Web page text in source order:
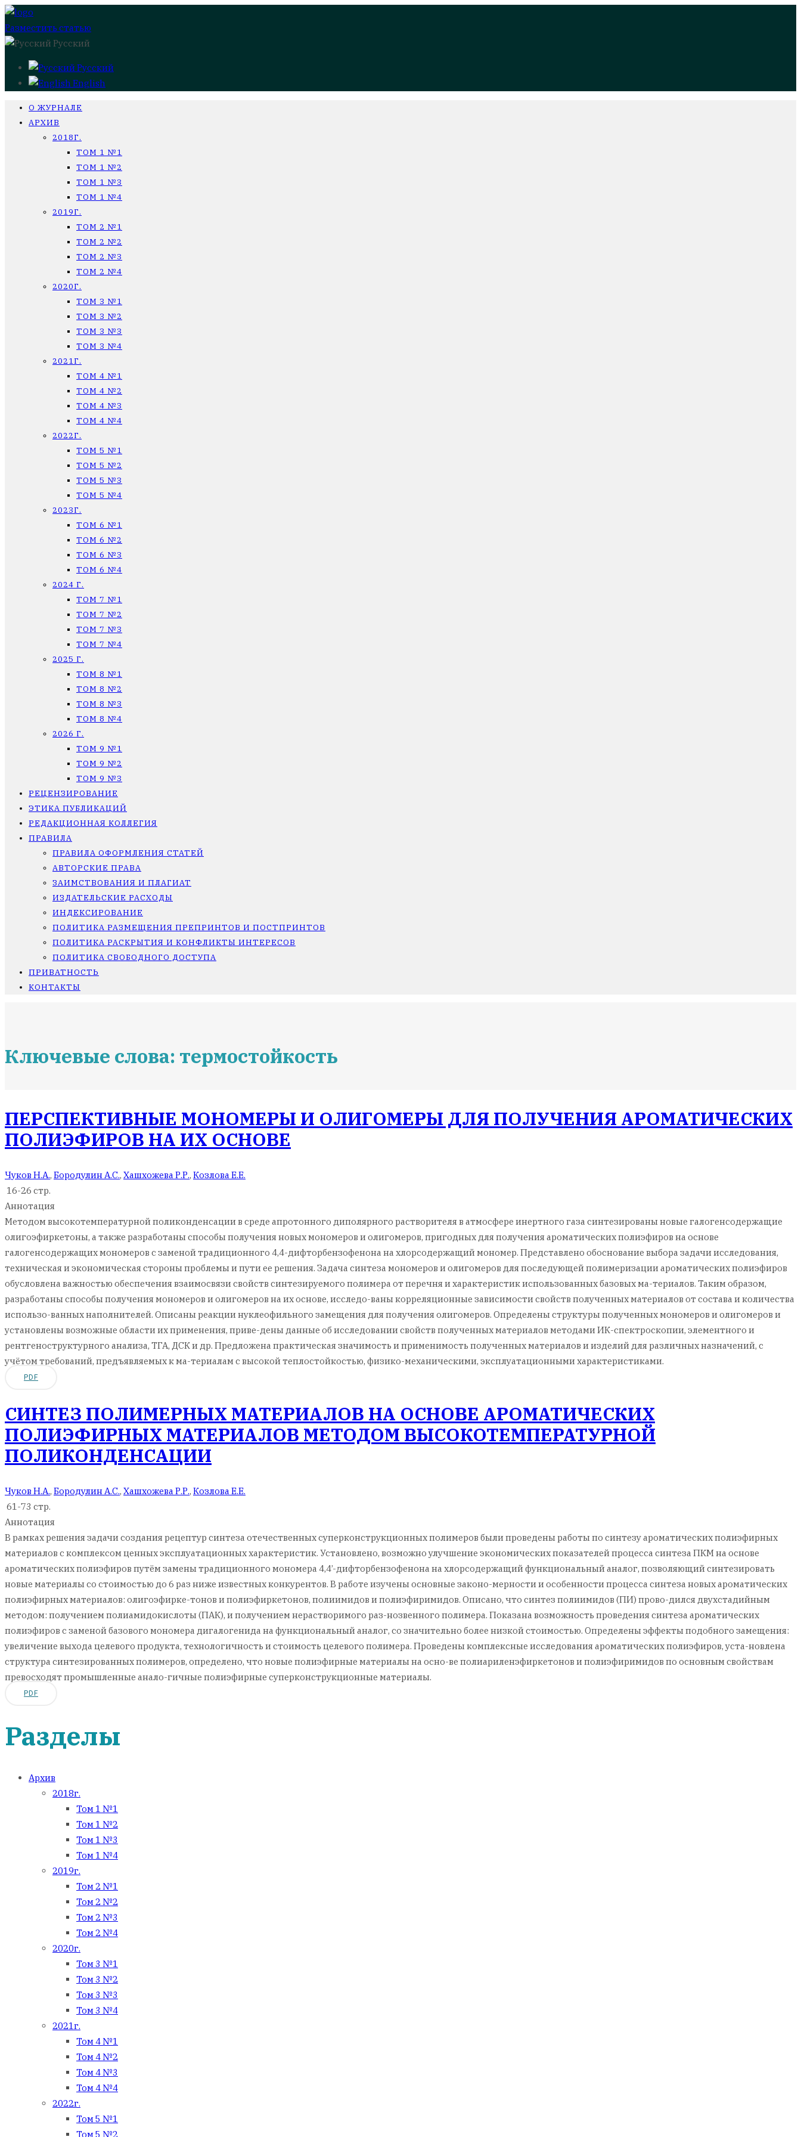
Разместить статью
Русский
Русский
English
О ЖУРНАЛЕ
АРХИВ
2018Г.
ТОМ 1 №1
ТОМ 1 №2
ТОМ 1 №3
ТОМ 1 №4
2019Г.
ТОМ 2 №1
ТОМ 2 №2
ТОМ 2 №3
ТОМ 2 №4
2020Г.
ТОМ 3 №1
ТОМ 3 №2
ТОМ 3 №3
ТОМ 3 №4
2021Г.
ТОМ 4 №1
ТОМ 4 №2
ТОМ 4 №3
ТОМ 4 №4
2022Г.
ТОМ 5 №1
ТОМ 5 №2
ТОМ 5 №3
ТОМ 5 №4
2023Г.
ТОМ 6 №1
ТОМ 6 №2
ТОМ 6 №3
ТОМ 6 №4
2024 Г.
ТОМ 7 №1
ТОМ 7 №2
ТОМ 7 №3
ТОМ 7 №4
2025 Г.
ТОМ 8 №1
ТОМ 8 №2
ТОМ 8 №3
ТОМ 8 №4
2026 Г.
ТОМ 9 №1
ТОМ 9 №2
ТОМ 9 №3
РЕЦЕНЗИРОВАНИЕ
ЭТИКА ПУБЛИКАЦИЙ
РЕДАКЦИОННАЯ КОЛЛЕГИЯ
ПРАВИЛА
ПРАВИЛА ОФОРМЛЕНИЯ СТАТЕЙ
АВТОРСКИЕ ПРАВА
ЗАИМСТВОВАНИЯ И ПЛАГИАТ
ИЗДАТЕЛЬСКИЕ РАСХОДЫ
ИНДЕКСИРОВАНИЕ
ПОЛИТИКА РАЗМЕЩЕНИЯ ПРЕПРИНТОВ И ПОСТПРИНТОВ
ПОЛИТИКА РАСКРЫТИЯ И КОНФЛИКТЫ ИНТЕРЕСОВ
ПОЛИТИКА СВОБОДНОГО ДОСТУПА
ПРИВАТНОСТЬ
КОНТАКТЫ
Ключевые слова: термостойкость
ПЕРСПЕКТИВНЫЕ МОНОМЕРЫ И ОЛИГОМЕРЫ ДЛЯ ПОЛУЧЕНИЯ АРОМАТИЧЕСКИХ
ПОЛИЭФИРОВ НА ИХ ОСНОВЕ
Чуков Н.А., Бородулин А.С., Хашхожева Р.Р., Козлова Е.Е.
16-26 стр.
Аннотация
Методом высокотемпературной поликонденсации в среде апротонного диполярного растворителя в атмосфере инертного газа синтезированы новые галогенсодержащие
олигоэфиркетоны, а также разработаны способы получения новых мономеров и олигомеров, пригодных для получения ароматических полиэфиров на основе
галогенсодержащих мономеров с заменой традиционного 4,4-дифторбензофенона на хлорсодержащий мономер. Представлено обоснование выбора задачи исследования,
техническая и экономическая стороны проблемы и пути ее решения. Задача синтеза мономеров и олигомеров для последующей полимеризации ароматических полиэфиров
обусловлена важностью обеспечения взаимосвязи свойств синтезируемого полимера от перечня и характеристик использованных базовых ма-териалов. Таким образом,
разработаны способы получения мономеров и олигомеров на их основе, исследо-ваны корреляционные зависимости свойств полученных материалов от состава и количества
использо-ванных наполнителей. Описаны реакции нуклеофильного замещения для получения олигомеров. Определены структуры полученных мономеров и олигомеров и
установлены возможные области их применения, приве-дены данные об исследовании свойств полученных материалов методами ИК-спектроскопии, элементного и
рентгеноструктурного анализа, ТГА, ДСК и др. Предложена практическая значимость и применимость полученных материалов и изделий для различных назначений, с
учётом требований, предъявляемых к ма-териалам с высокой теплостойкостью, физико-механическими, эксплуатационными характеристиками.
PDF
СИНТЕЗ ПОЛИМЕРНЫХ МАТЕРИАЛОВ НА ОСНОВЕ АРОМАТИЧЕСКИХ
ПОЛИЭФИРНЫХ МАТЕРИАЛОВ МЕТОДОМ ВЫСОКОТЕМПЕРАТУРНОЙ
ПОЛИКОНДЕНСАЦИИ
Чуков Н.А., Бородулин А.С., Хашхожева Р.Р., Козлова Е.Е.
61-73 стр.
Аннотация
В рамках решения задачи создания рецептур синтеза отечественных суперконструкционных полимеров были проведены работы по синтезу ароматических полиэфирных
материалов с комплексом ценных эксплуатационных характеристик. Установлено, возможно улучшение экономических показателей процесса синтеза ПКМ на основе
ароматических полиэфиров путём замены традиционного мономера 4,4’-дифторбензофенона на хлорсодержащий функциональный аналог, позволяющий синтезировать
новые материалы со стоимостью до 6 раз ниже известных конкурентов. В работе изучены основные законо-мерности и особенности процесса синтеза новых ароматических
полиэфирных материалов: олигоэфирке-тонов и полиэфиркетонов, полиимидов и полиэфиримидов. Описано, что синтез полиимидов (ПИ) прово-дился двухстадийным
методом: получением полиамидокислоты (ПАК), и получением нерастворимого раз-нозвенного полимера. Показана возможность проведения синтеза ароматических
полиэфиров с заменой базового мономера дигалогенида на функциональный аналог, со значительно более низкой стоимостью. Определены эффекты подобного замещения:
увеличение выхода целевого продукта, технологичность и стоимость целевого полимера. Проведены комплексные исследования ароматических полиэфиров, уста-новлена
структура синтезированных полимеров, определено, что новые полиэфирные материалы на осно-ве полиариленэфиркетонов и полиэфиримидов по основным свойствам
превосходят промышленные анало-гичные полиэфирные суперконструкционные материалы.
PDF
Разделы
Архив
2018г.
Том 1 №1
Том 1 №2
Том 1 №3
Том 1 №4
2019г.
Том 2 №1
Том 2 №2
Том 2 №3
Том 2 №4
2020г.
Том 3 №1
Том 3 №2
Том 3 №3
Том 3 №4
2021г.
Том 4 №1
Том 4 №2
Том 4 №3
Том 4 №4
2022г.
Том 5 №1
Том 5 №2